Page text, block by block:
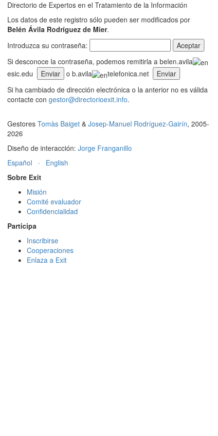
Directorio de Expertos en el Tratamiento de la Información
Los datos de este registro sólo pueden ser modificados por
Belén Ávila Rodríguez de Mier.
Introduzca su contraseña:
Si desconoce la contraseña, podemos remitirla a belen.avila
esic.edu
o b.avila
telefonica.net
Si ha cambiado de dirección electrónica o la anterior no es válida
contacte con gestor@directorioexit.info.
Gestores Tomàs Baiget & Josep-Manuel Rodríguez-Gairín, 2005-
2026
Diseño de interacción: Jorge Franganillo
Español · English
Sobre Exit
Misión
Comité evaluador
Confidencialidad
Participa
Inscribirse
Cooperaciones
Enlaza a Exit